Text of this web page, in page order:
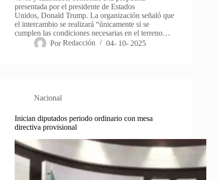
presentada por el presidente de Estados
Unidos, Donald Trump. La organización señaló que
el intercambio se realizará “únicamente si se
cumplen las condiciones necesarias en el terreno…
Por Redacción 04- 10- 2025
Nacional
Inician diputados periodo ordinario con mesa
directiva provisional